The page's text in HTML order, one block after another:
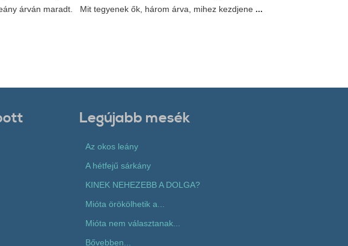
árván maradt. Mit tegyenek ők, három árva, mihez kezdjene ...
Legújabb mesék
Az okos leány
A hétfejű sárkány
KINEK NEHEZEBB A DOLGA?
Mióta örökölhetik a...
Mióta nem választanak...
Bővebben...